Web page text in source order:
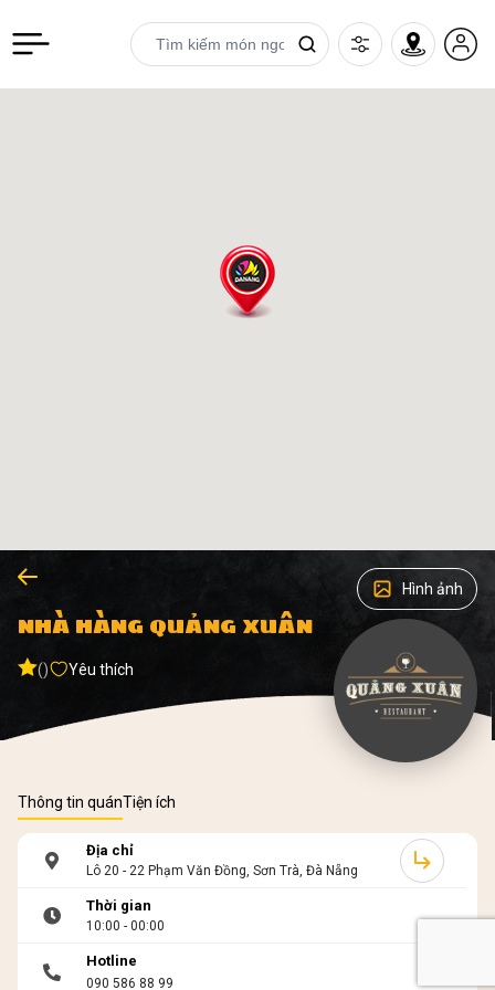
Hình ảnh
NHÀ HÀNG QUẢNG XUÂN
() Yêu thích
Thông tin quánTiện ích
Địa chỉ
Lô 20 - 22 Phạm Văn Đồng, Sơn Trà, Đà Nẵng
Thời gian
10:00 - 00:00
Hotline
090 586 88 99